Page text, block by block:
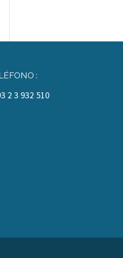
:
2 3 932 510